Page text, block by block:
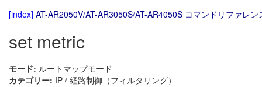
[index] AT-AR2050V/AT-AR3050S/AT-AR4050S コマンドリファレン
set metric
モード: ルートマップモード
カテゴリー: IP / 経路制御（フィルタリング）